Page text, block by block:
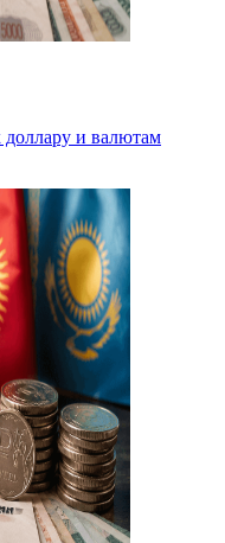
доллару и валютам